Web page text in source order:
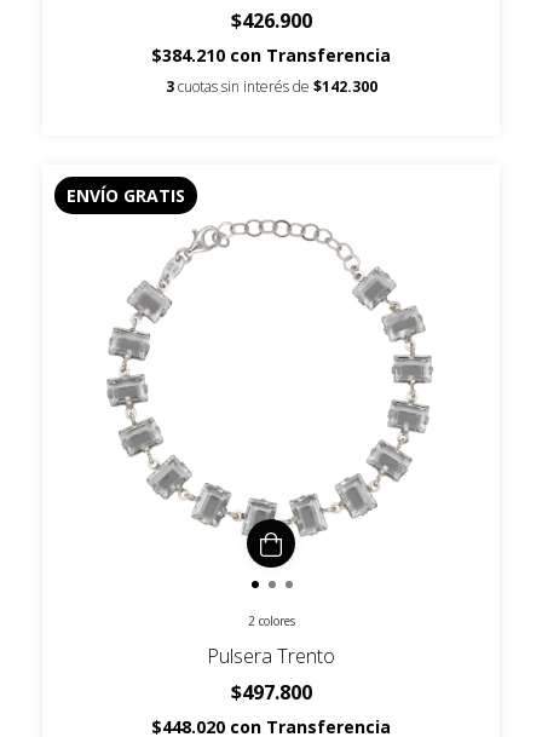
$426.900
$384.210 con Transferencia
3 cuotas sin interés de $142.300
ENVÍO GRATIS
2 colores
Pulsera Trento
$497.800
$448.020 con Transferencia